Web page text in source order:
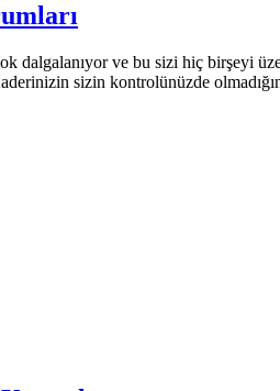
dalgalanıyor ve bu sizi hiç
sizin kontrolünüzde